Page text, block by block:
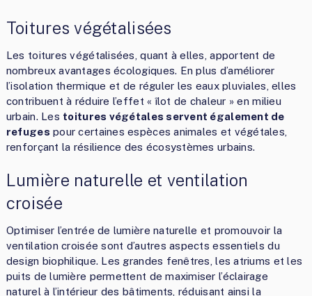
Toitures végétalisées
Les toitures végétalisées, quant à elles, apportent de
nombreux avantages écologiques. En plus d’améliorer
l’isolation thermique et de réguler les eaux pluviales, elles
contribuent à réduire l’effet « îlot de chaleur » en milieu
urbain. Les toitures végétales servent également de
refuges pour certaines espèces animales et végétales,
renforçant la résilience des écosystèmes urbains.
Lumière naturelle et ventilation
croisée
Optimiser l’entrée de lumière naturelle et promouvoir la
ventilation croisée sont d’autres aspects essentiels du
design biophilique. Les grandes fenêtres, les atriums et les
puits de lumière permettent de maximiser l’éclairage
naturel à l’intérieur des bâtiments, réduisant ainsi la